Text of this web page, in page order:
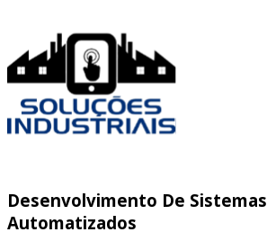
Desenvolvimento De Sistemas
Automatizados